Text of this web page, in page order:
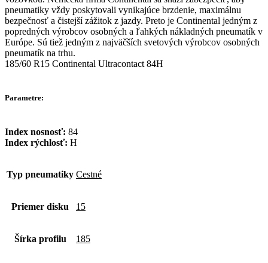
pneumatiky vždy poskytovali vynikajúce brzdenie, maximálnu
bezpečnosť a čistejší zážitok z jazdy. Preto je Continental jedným z
popredných výrobcov osobných a ľahkých nákladných pneumatík v
Európe. Sú tiež jedným z najväčších svetových výrobcov osobných
pneumatík na trhu.
185/60 R15 Continental Ultracontact 84H
Parametre:
Index nosnosť: 84
Index rýchlosť: H
Typ pneumatiky Cestné
Priemer disku 15
Šírka profilu 185